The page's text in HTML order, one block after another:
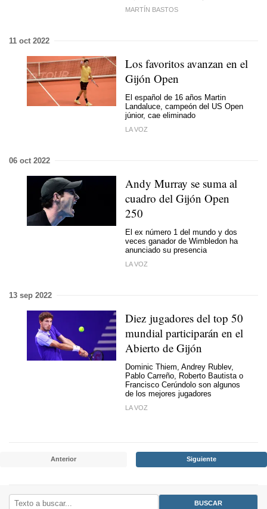
MARTÍN BASTOS
11 oct 2022
Los favoritos avanzan en el
Gijón Open
El español de 16 años Martin
Landaluce, campeón del US Open
júnior, cae eliminado
LA VOZ
06 oct 2022
Andy Murray se suma al
cuadro del Gijón Open
250
El ex número 1 del mundo y dos
veces ganador de Wimbledon ha
anunciado su presencia
LA VOZ
13 sep 2022
Diez jugadores del top 50
mundial participarán en el
Abierto de Gijón
Dominic Thiem, Andrey Rublev,
Pablo Carreño, Roberto Bautista o
Francisco Cerúndolo son algunos
de los mejores jugadores
LA VOZ
Anterior Siguiente